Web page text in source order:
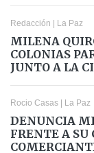
Redacción | La Paz
MILENA
COLONIAS
JUNTO A LA
Rocio Casas | La Paz
DENUNCIA
FRENTE A